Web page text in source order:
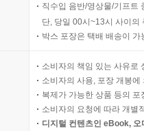
직수입 음반/영상물/기프트
단, 당일 00시~13시 사이의
박스 포장은 택배 배송이
소비자의 책임 있는 사유로
소비자의 사용, 포장 개봉
복제가 가능한 상품 등의
소비자의 요청에 따라 개별
디지털 컨텐츠인 eBook,